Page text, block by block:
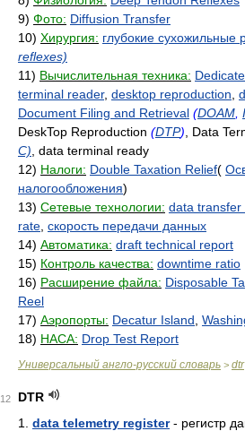
9) Фото: Diffusion Transfer
10) Хирургия: глубокие сухожильные
reflexes)
11) Вычислительная техника:
terminal reader, desktop reproduction
Document Filing and Retrieval (DOAM
DeskTop Reproduction (DTP) , Data
C) , data terminal ready
12) Налоги: Double Taxation Relief(
налогообложения)
13) Сетевые технологии: data transfer
rate скорость передачи данных
14) Автоматика: draft technical report
15) Контроль качества: downtime ratio
16) Расширение файла: Disposable
Reel
17) Аэропорты: Decatur Island
18) НАСА: Drop Test Report
Универсальный англо-русский словарь > dtr
12
DTR
1. data telemetry register- регистр